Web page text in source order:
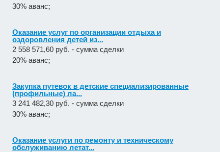
30% аванс;
Оказание услуг по организации отдыха и
оздоровления детей из...
2 558 571,60 руб. - сумма сделки
20% аванс;
Закупка путевок в детские специализированные
(профильные) ла...
3 241 482,30 руб. - сумма сделки
30% аванс;
Оказание услуги по ремонту и техническому
обслуживанию летат...